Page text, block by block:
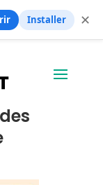
Installer ✕